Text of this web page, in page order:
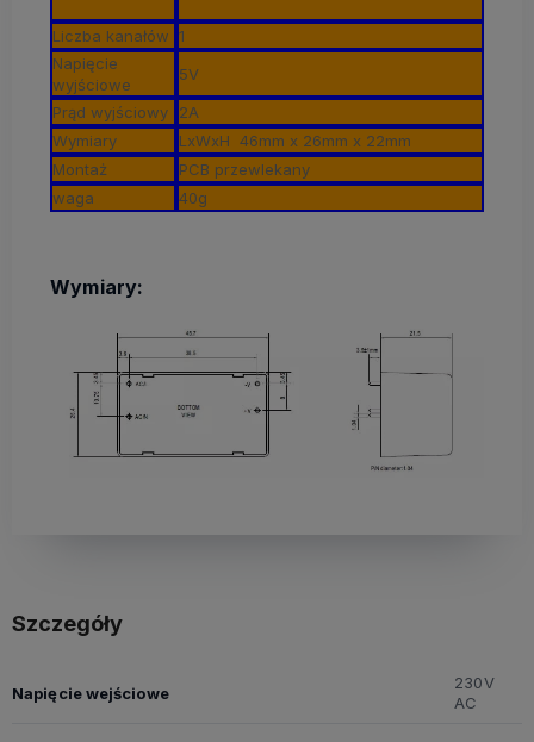
Liczba kanałów 1
Napięcie
wyjściowe
5V
Prąd wyjściowy
2A
Wymiary
LxWxH 46mm x 26mm x 22mm
Montaż
PCB przewlekany
waga
40g
Wymiary:
Szczegóły
Napięcie wejściowe
230V
AC